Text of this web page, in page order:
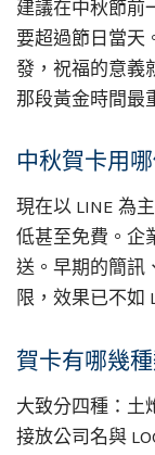
建議在中秋節前
要超過節日當天
發，祝福的意義
那段黃金時間最
中秋賀卡用
現在以 LINE 為
低甚至免費。企
送。早期的簡訊
限，效果已不如
賀卡有哪幾
大致分四種：土
接放公司名與